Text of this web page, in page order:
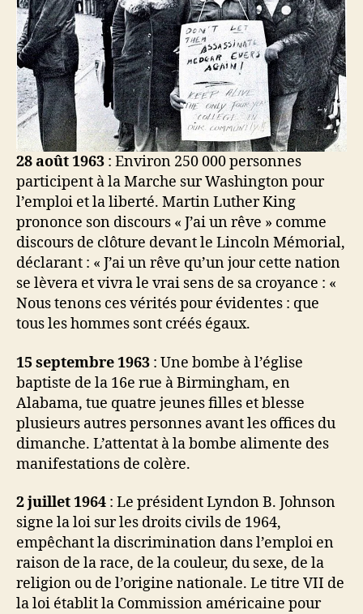
28 août 1963 : Environ 250 000 personnes
participent à la Marche sur Washington pour
l’emploi et la liberté. Martin Luther King
prononce son discours « J’ai un rêve » comme
discours de clôture devant le Lincoln Mémorial,
déclarant : « J’ai un rêve qu’un jour cette nation
se lèvera et vivra le vrai sens de sa croyance : «
Nous tenons ces vérités pour évidentes : que
tous les hommes sont créés égaux.
15 septembre 1963 : Une bombe à l’église
baptiste de la 16e rue à Birmingham, en
Alabama, tue quatre jeunes filles et blesse
plusieurs autres personnes avant les offices du
dimanche. L’attentat à la bombe alimente des
manifestations de colère.
2 juillet 1964 : Le président Lyndon B. Johnson
signe la loi sur les droits civils de 1964,
empêchant la discrimination dans l’emploi en
raison de la race, de la couleur, du sexe, de la
religion ou de l’origine nationale. Le titre VII de
la loi établit la Commission américaine pour